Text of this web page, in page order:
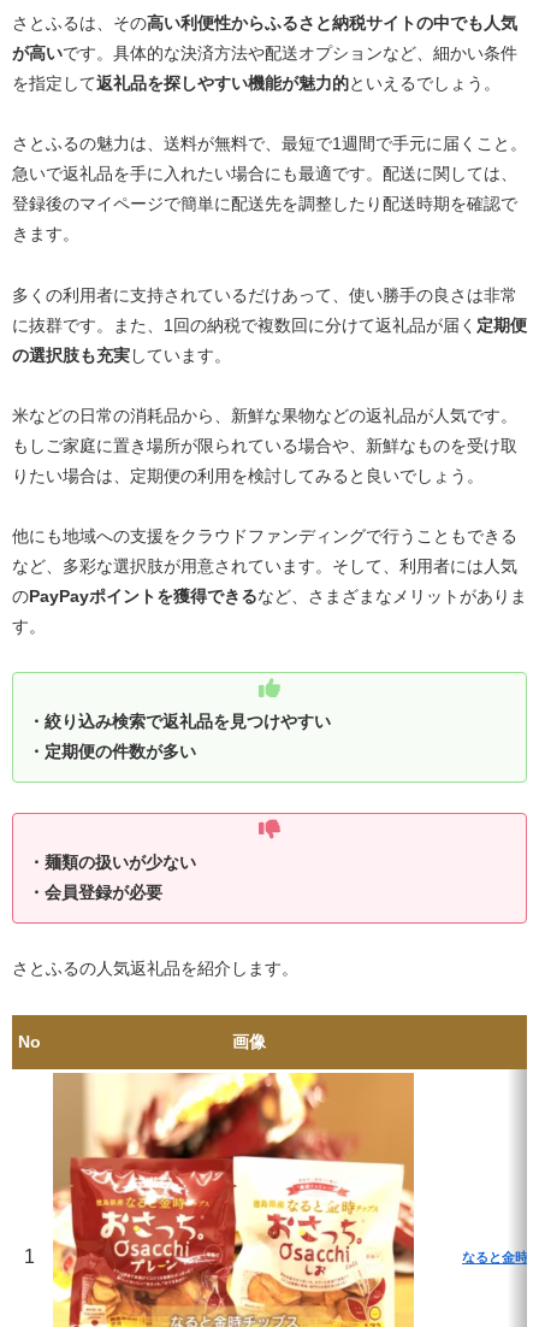
さとふるは、その高い利便性からふるさと納税サイトの中でも人気
が高いです。具体的な決済方法や配送オプションなど、細かい条件
を指定して返礼品を探しやすい機能が魅力的といえるでしょう。
さとふるの魅力は、送料が無料で、最短で1週間で手元に届くこと。
急いで返礼品を手に入れたい場合にも最適です。配送に関しては、
登録後のマイページで簡単に配送先を調整したり配送時期を確認で
きます。
多くの利用者に支持されているだけあって、使い勝手の良さは非常
に抜群です。また、1回の納税で複数回に分けて返礼品が届く 定期便
の選択肢も充実しています。
米などの日常の消耗品から、新鮮な果物などの返礼品が人気です。
もしご家庭に置き場所が限られている場合や、新鮮なものを受け取
りたい場合は、定期便の利用を検討してみると良いでしょう。
他にも地域への支援をクラウドファンディングで行うこともできる
など、多彩な選択肢が用意されています。そして、利用者には人気
のPayPayポイントを獲得できるなど、さまざまなメリットがありま
す。
・絞り込み検索で返礼品を見つけやすい
・定期便の件数が多い
・麺類の扱いが少ない
・会員登録が必要
さとふるの人気返礼品を紹介します。
No 画像
1 なると金時